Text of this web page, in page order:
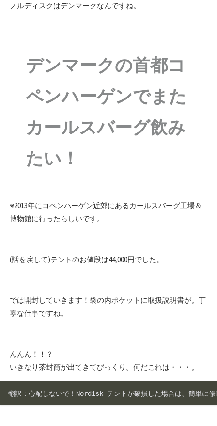
ノルディスクはデンマークなんですね。
デンマークの首都コ
ペンハーゲンでまた
カールスバーグ飲み
たい！
※2013年にコペンハーゲン近郊にあるカールスバーグ工場＆
博物館に行ったらしいです。
(話を戻して)テントのお値段は44,000円でした。
では開封していきます！袋の内ポケットに取扱説明書が。丁
寧な仕事ですね。
んんん！！？
いきなり茶封筒が出てきてびっくり。何だこれは・・・。
翻訳：心配しないで！Nordisk テントが破損した場合は、簡単に